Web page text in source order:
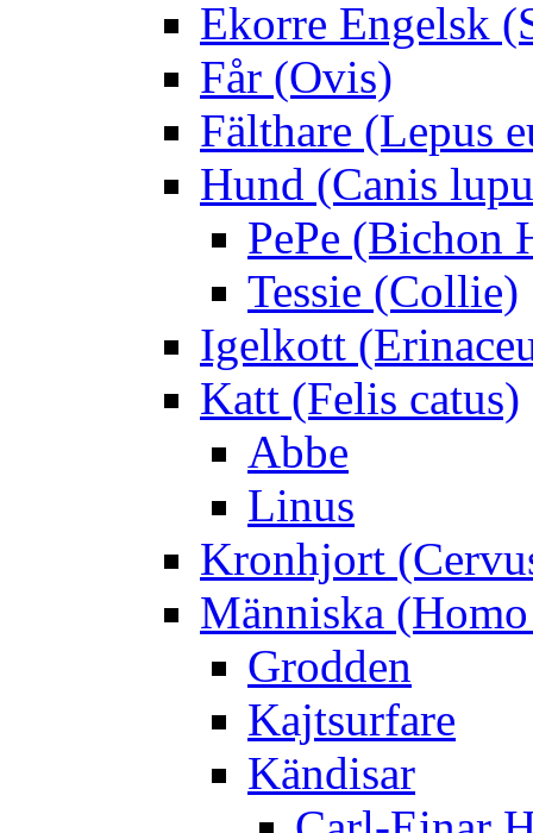
Ekorre Engelsk
Får (Ovis)
Fälthare (Lepus
Hund (Canis
PePe (Bichon
Tessie (Collie)
Igelkott
Katt (Felis catus)
Abbe
Linus
Kronhjort
Människa
Grodden
Kajtsurfare
Kändisar